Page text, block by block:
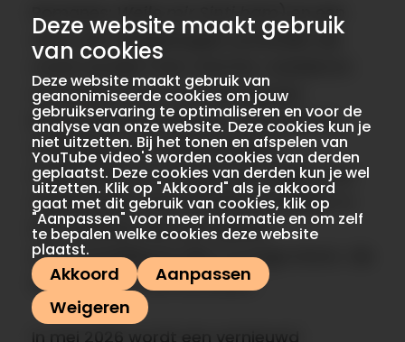
Deze website maakt gebruik
van cookies
Deze website maakt gebruik van
geanonimiseerde cookies om jouw
gebruikservaring te optimaliseren en voor de
analyse van onze website. Deze cookies kun je
niet uitzetten. Bij het tonen en afspelen van
YouTube video's worden cookies van derden
geplaatst. Deze cookies van derden kun je wel
uitzetten. Klik op "Akkoord" als je akkoord
gaat met dit gebruik van cookies, klik op
"Aanpassen" voor meer informatie en om zelf
te bepalen welke cookies deze website
plaatst.
Akkoord
Aanpassen
Weigeren
Romanes:
Weile mir Sinti ham
) en een
vlam, een veelgelaagde symboliek die
samenzijn maar ook naar gevaar.
Burgemeester Deetman verrichtte de
onthulling, met nabestaanden,
muzikanten en vertegenwoordigers van
organisaties, buurtcomité en politiek. In
het stadhuis was een nieuwe
tentoonstelling te zien:O Lungo Drom
lange weg’, in het Romanes.
In mei 2026 wordt een vernieuwd